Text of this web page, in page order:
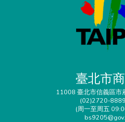
臺北市
11008 臺北市信義區市
(02)2720-
(周一至周五